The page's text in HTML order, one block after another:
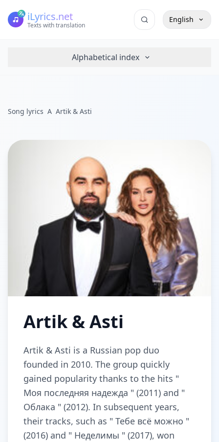
iLyrics.net
Texts with translation
English
Alphabetical index
Song lyrics A Artik & Asti
Artik & Asti
Artik & Asti is a Russian pop duo
founded in 2010. The group quickly
gained popularity thanks to the hits "
Моя последняя надежда " (2011) and "
Облака " (2012). In subsequent years,
their tracks, such as " Тебе всё можно "
(2016) and " Неделимы " (2017), won